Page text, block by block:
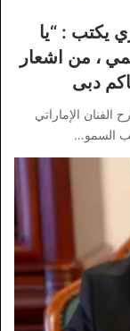
يكتب : “يا
، من اشعار
دبى
الإماراتي
السمو…